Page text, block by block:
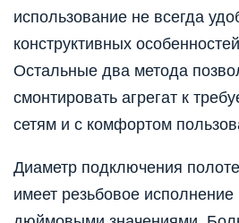
использование не всегда
конструктивных
Остальные два метода
смонтировать агрегат к
сетям и с комфортом
Диаметр подключения
имеет резьбовое исполнение